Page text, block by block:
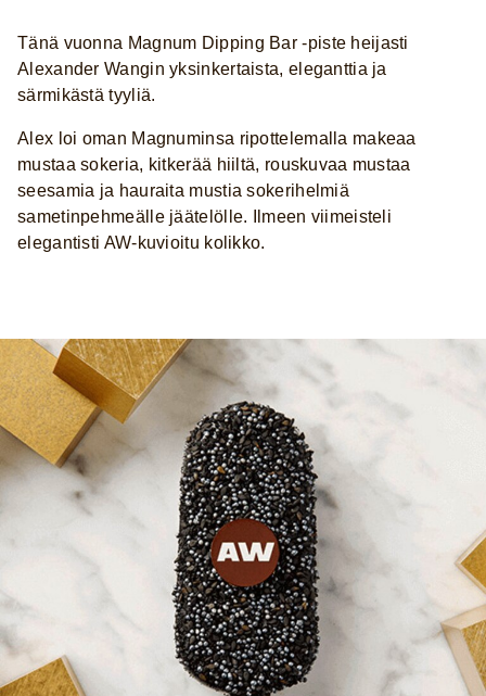
Tänä vuonna Magnum Dipping Bar -piste heijasti
Alexander Wangin yksinkertaista, eleganttia ja
särmikästä tyyliä.
Alex loi oman Magnuminsa ripottelemalla makeaa
mustaa sokeria, kitkerää hiiltä, rouskuvaa mustaa
seesamia ja hauraita mustia sokerihelmiä
sametinpehmeälle jäätelölle. Ilmeen viimeisteli
elegantisti AW-kuvioitu kolikko.